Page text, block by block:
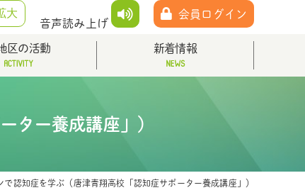
大
音声読み上げ
会員ログイン
区の活動 新着情報
ター養成講座」）
で認知症を学ぶ（唐津青翔高校「認知症サポーター養成講座」）